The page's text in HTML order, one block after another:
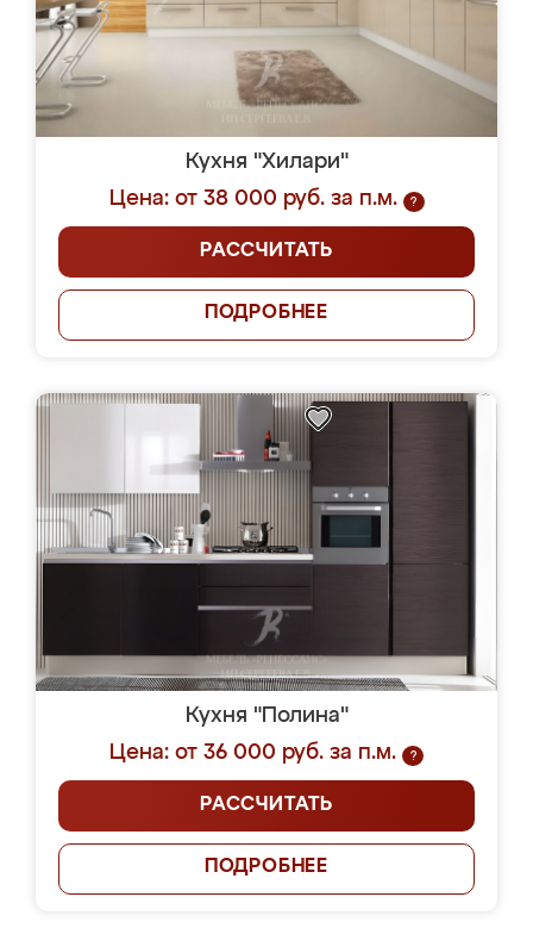
Кухня "Хилари"
Цена: от 38 000 руб. за п.м.
?
РАССЧИТАТЬ
ПОДРОБНЕЕ
Кухня "Полина"
Цена: от 36 000 руб. за п.м.
?
РАССЧИТАТЬ
ПОДРОБНЕЕ